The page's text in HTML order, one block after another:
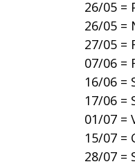
26/05 =
26/05 =
27/05 =
07/06 =
16/06 =
17/06 =
01/07 =
15/07 =
28/07 =